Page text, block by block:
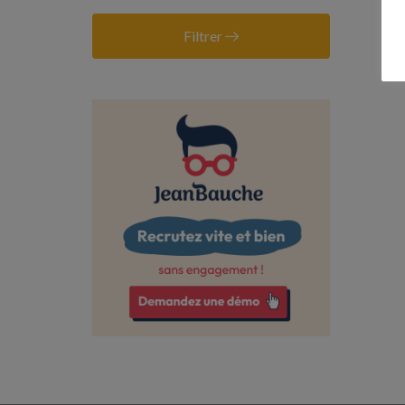
Deux-Sèvres
Drôme
Eure
Eure-et-Loir
Finistère
Filtrer